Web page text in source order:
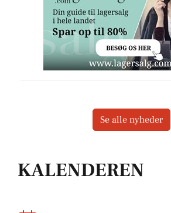
KALENDEREN
Se alle nyheder